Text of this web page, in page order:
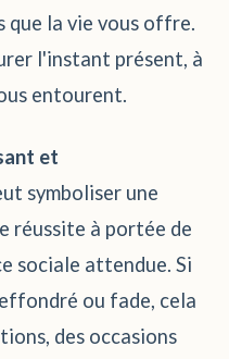
que la vie vous offre.
l'instant présent, à
entourent.
et
symboliser une
réussite à portée de
sociale attendue. Si
ou fade, cela
des occasions